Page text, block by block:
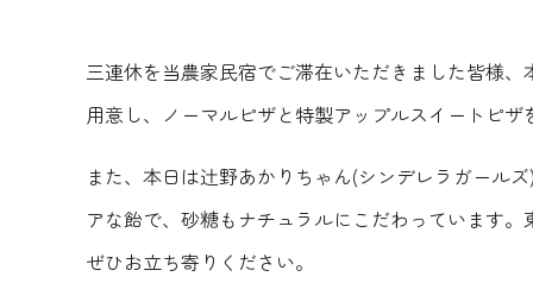
三連休を当農家民宿でご滞在いただきました皆様
用意し、ノーマルピザと特製アップルスイートピ
また、本日は辻野あかりちゃん(シンデレラガール
アな飴で、砂糖もナチュラルにこだわっています
ぜひお立ち寄りください。